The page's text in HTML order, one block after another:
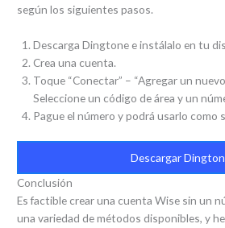
según los siguientes pasos.
Descarga Dingtone e instálalo en tu
Crea una cuenta.
Toque “Conectar” – “Agregar un
Seleccione un código de área y un
Pague el número y podrá usarlo como
Descargar
Conclusión
Es factible crear una cuenta Wise sin un
una variedad de métodos disponibles, y